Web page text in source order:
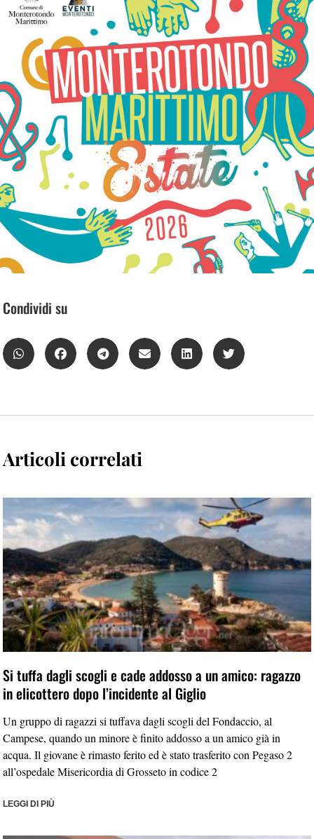
Condividi su
Articoli correlati
Si tuffa dagli scogli e cade addosso a un amico: ragazzo
in elicottero dopo l’incidente al Giglio
Un gruppo di ragazzi si tuffava dagli scogli del Fondaccio, al
Campese, quando un minore è finito addosso a un amico già in
acqua. Il giovane è rimasto ferito ed è stato trasferito con Pegaso 2
all’ospedale Misericordia di Grosseto in codice 2
LEGGI DI PIÙ